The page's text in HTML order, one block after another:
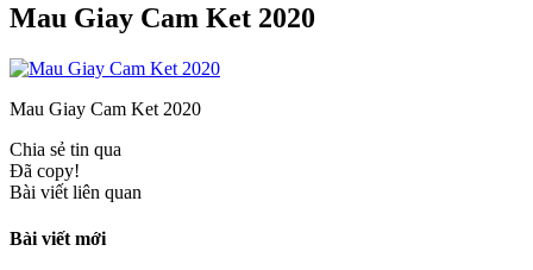
Mau Giay Cam Ket 2020
Mau Giay Cam Ket 2020
Chia sẻ tin qua
Đã copy!
Bài viết liên quan
Bài viết mới